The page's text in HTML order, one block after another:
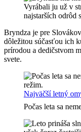
Bryndza je pre
dôležitou súčasťou ich
prírodou a dedičstvom
svete.
Najväčší letný
Počas leta sa